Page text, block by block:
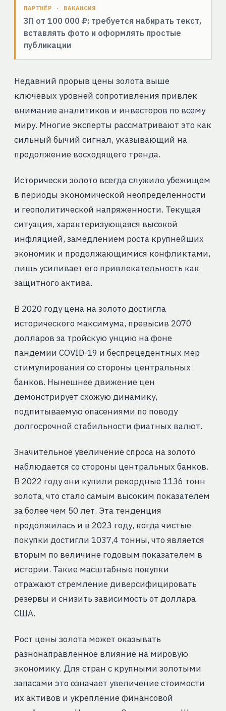
ПАРТНЁР · ВАКАНСИЯ
ЗП от 100 000 ₽: требуется набирать текст,
вставлять фото и оформлять простые
публикации
Недавний прорыв цены золота выше
ключевых уровней сопротивления привлек
внимание аналитиков и инвесторов по всему
миру. Многие эксперты рассматривают это как
сильный бычий сигнал, указывающий на
продолжение восходящего тренда.
Исторически золото всегда служило убежищем
в периоды экономической неопределенности
и геополитической напряженности. Текущая
ситуация, характеризующаяся высокой
инфляцией, замедлением роста крупнейших
экономик и продолжающимися конфликтами,
лишь усиливает его привлекательность как
защитного актива.
В 2020 году цена на золото достигла
исторического максимума, превысив 2070
долларов за тройскую унцию на фоне
пандемии COVID-19 и беспрецедентных мер
стимулирования со стороны центральных
банков. Нынешнее движение цен
демонстрирует схожую динамику,
подпитываемую опасениями по поводу
долгосрочной стабильности фиатных валют.
Значительное увеличение спроса на золото
наблюдается со стороны центральных банков.
В 2022 году они купили рекордные 1136 тонн
золота, что стало самым высоким показателем
за более чем 50 лет. Эта тенденция
продолжилась и в 2023 году, когда чистые
покупки достигли 1037,4 тонны, что является
вторым по величине годовым показателем в
истории. Такие масштабные покупки
отражают стремление диверсифицировать
резервы и снизить зависимость от доллара
США.
Рост цены золота может оказывать
разнонаправленное влияние на мировую
экономику. Для стран с крупными золотыми
запасами это означает увеличение стоимости
их активов и укрепление финансовой